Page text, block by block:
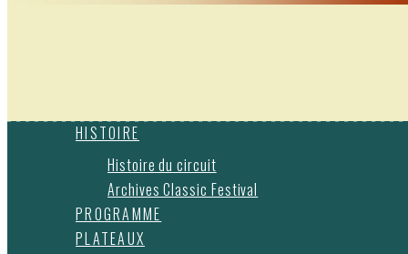
HISTOIRE
Histoire du circuit
Archives Classic Festival
PROGRAMME
PLATEAUX